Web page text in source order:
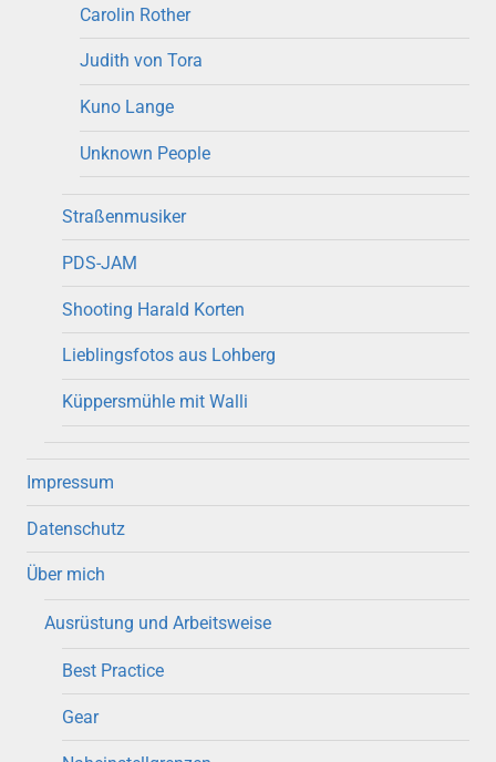
Carolin Rother
Judith von Tora
Kuno Lange
Unknown People
Straßenmusiker
PDS-JAM
Shooting Harald Korten
Lieblingsfotos aus Lohberg
Küppersmühle mit Walli
Impressum
Datenschutz
Über mich
Ausrüstung und Arbeitsweise
Best Practice
Gear